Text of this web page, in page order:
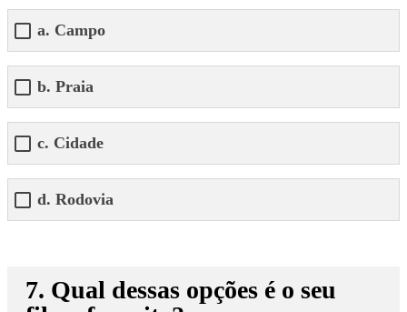
a. Campo
b. Praia
c. Cidade
d. Rodovia
7. Qual dessas opções é o seu